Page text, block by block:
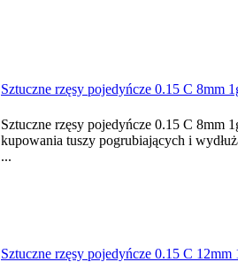
Sztuczne rzęsy pojedyńcze 0.15 C 8mm
Sztuczne rzęsy pojedyńcze 0.15 C 8mm
kupowania tuszy pogrubiających i
...
Sztuczne rzęsy pojedyńcze 0.15 C 12mm